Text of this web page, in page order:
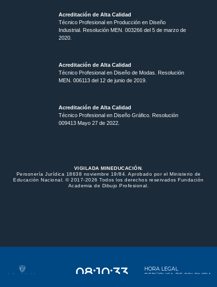
Acreditación de Alta Calidad
Técnico Profesional en Producción en Diseño
Industrial. Resolución MEN. 003266 del 5 de marzo de
2020.
Acreditación de Alta Calidad
Técnico Profesional en Diseño de Modas. Resolución
MEN. 006113 del 12 de junio de 2019.
Acreditación de Alta Calidad
Técnico Profesional en Diseño Gráfico. Resolución
009413 Mayo 27 de 2022.
VIGILADA MINEDUCACIÓN.
Personería Jurídica 18638 noviembre 19/84. Aprobado por el Ministerio de
Educación Nacional. © 2017-2026 Todos los derechos reservados Fundación
Academia de Dibujo Profesional.